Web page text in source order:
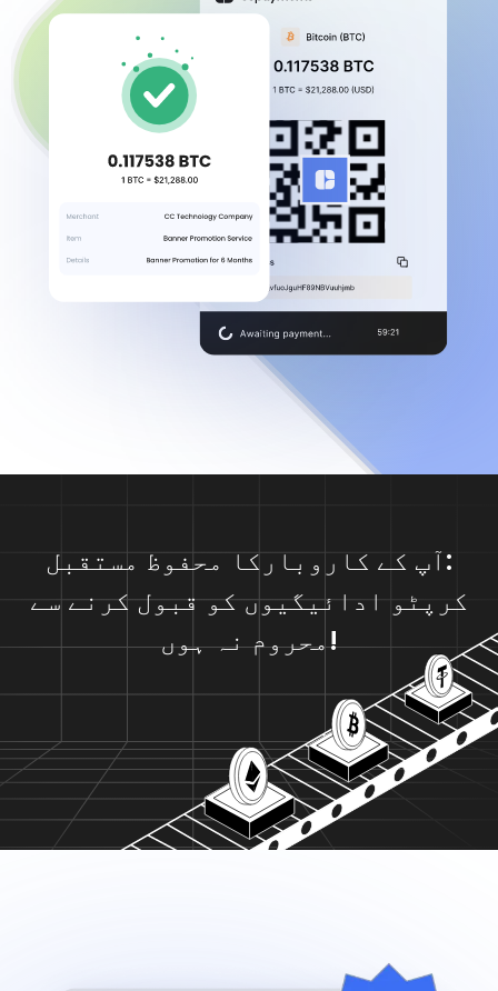
آپ کے کاروبارکا محفوظ مستقبل:
کرپٹو ادائیگیوں کو قبول کرنے سے
محروم نہ ہوں!